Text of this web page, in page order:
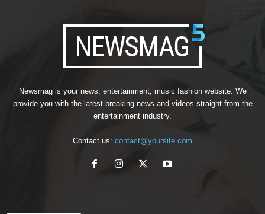
Newsmag is your news, entertainment, music fashion website. We
provide you with the latest breaking news and videos straight from the
entertainment industry.
Contact us: contact@yoursite.com